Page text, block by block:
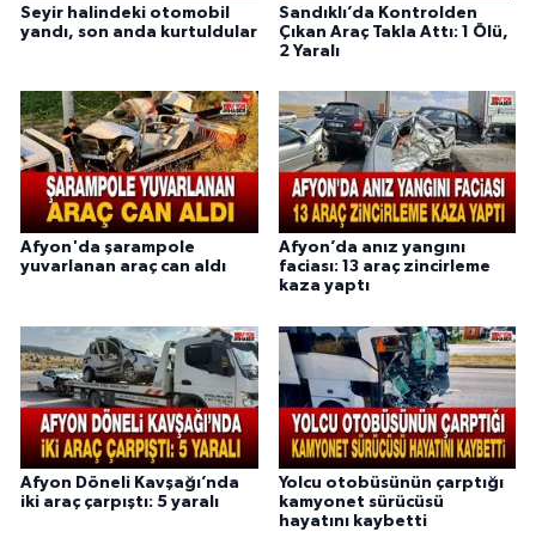
Seyir halindeki otomobil
yandı, son anda kurtuldular
Sandıklı’da Kontrolden
Çıkan Araç Takla Attı: 1 Ölü,
2 Yaralı
Afyon'da şarampole
yuvarlanan araç can aldı
Afyon’da anız yangını
faciası: 13 araç zincirleme
kaza yaptı
Afyon Döneli Kavşağı’nda
iki araç çarpıştı: 5 yaralı
Yolcu otobüsünün çarptığı
kamyonet sürücüsü
hayatını kaybetti